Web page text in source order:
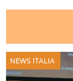
NEWS ITALIA